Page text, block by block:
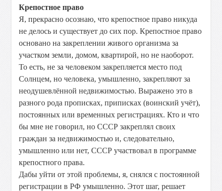
Крепостное право
Я, прекрасно осознаю, что крепостное право никуда
не делось и существует до сих пор. Крепостное право
основано на закреплении живого организма за
участком земли, домом, квартирой, но не наоборот.
То есть, не за человеком закрепляется место под
Солнцем, но человека, умышленно, закрепляют за
неодушевлённой недвижимостью. Выражено это в
разного рода прописках, приписках (воинский учёт),
постоянных или временных регистрациях. Кто и что
бы мне не говорил, но СССР закреплял своих
граждан за недвижимостью и, следовательно,
умышленно или нет, СССР участвовал в программе
крепостного права.
Дабы уйти от этой проблемы, я, снялся с постоянной
регистрации в РФ умышленно. Этот шаг, решает